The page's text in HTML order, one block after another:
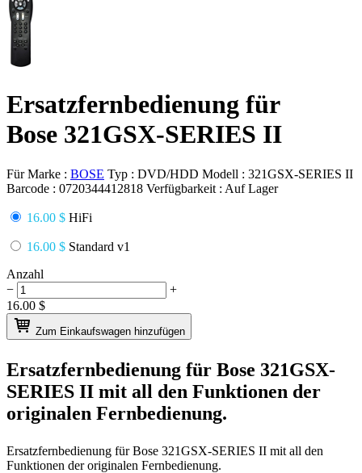
Ersatzfernbedienung für
Bose 321GSX-SERIES II
Für Marke : BOSE Typ : DVD/HDD Modell : 321GSX-SERIES II
Barcode : 0720344412818 Verfügbarkeit : Auf Lager
16.00 $ HiFi
16.00 $ Standard v1
Anzahl
−
+
16.00 $
Zum Einkaufswagen hinzufügen
Ersatzfernbedienung für Bose 321GSX-
SERIES II mit all den Funktionen der
originalen Fernbedienung.
Ersatzfernbedienung fürBose 321GSX-SERIES II mit all den
Funktionen der originalen Fernbedienung.